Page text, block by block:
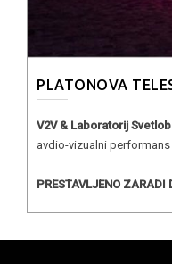
PLATONOVA
V2V & Laboratorij
avdio-vizualni performans
PRESTAVLJENO ZARADI